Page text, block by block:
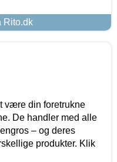
Rito.dk
være din foretrukne
De handler med alle
– og deres
produkter. Klik